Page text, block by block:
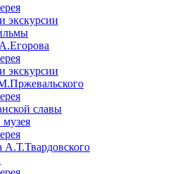
экскурсии
экскурсии
славы
А.Т.Твардовского